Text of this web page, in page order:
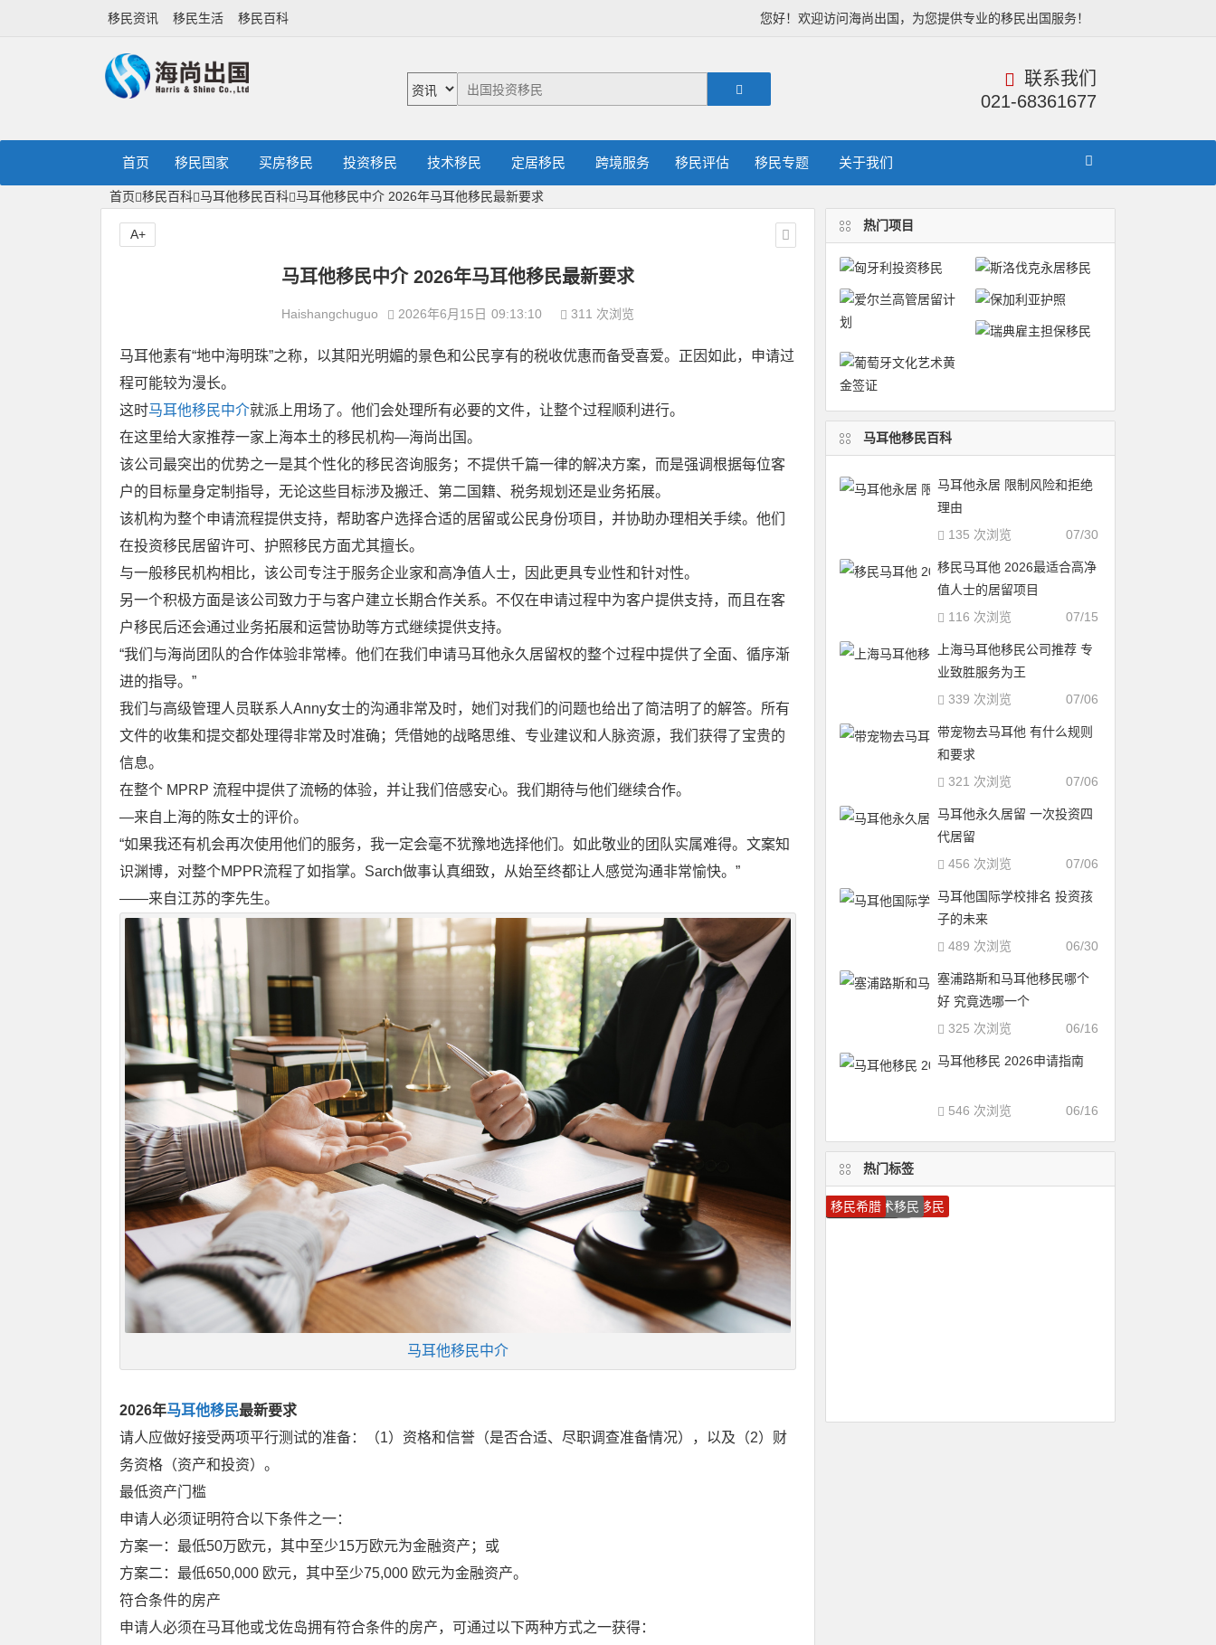
您好！欢迎访问海尚出国，为您提供专业的移民出国服务！
移民资讯 移民生活 移民百科
联系我们
021-68361677
首页 移民国家 买房移民 投资移民 技术移民 定居移民 跨境服务 移民评估 移民专题 关于我们
首页 移民百科 马耳他移民百科 马耳他移民中介 2026年马耳他移民最新要求
马耳他移民中介 2026年马耳他移民最新要求
Haishangchuguo 2026年6月15日 09:13:10 311 次浏览
马耳他素有“地中海明珠”之称，以其阳光明媚的景色和公民享有的税收优惠而备受喜爱。正因如此，申请过
程可能较为漫长。
这时马耳他移民中介就派上用场了。他们会处理所有必要的文件，让整个过程顺利进行。
在这里给大家推荐一家上海本土的移民机构—海尚出国。
该公司最突出的优势之一是其个性化的移民咨询服务；不提供千篇一律的解决方案，而是强调根据每位客
户的目标量身定制指导，无论这些目标涉及搬迁、第二国籍、税务规划还是业务拓展。
该机构为整个申请流程提供支持，帮助客户选择合适的居留或公民身份项目，并协助办理相关手续。他们
在投资移民居留许可、护照移民方面尤其擅长。
与一般移民机构相比，该公司专注于服务企业家和高净值人士，因此更具专业性和针对性。
另一个积极方面是该公司致力于与客户建立长期合作关系。不仅在申请过程中为客户提供支持，而且在客
户移民后还会通过业务拓展和运营协助等方式继续提供支持。
“我们与海尚团队的合作体验非常棒。他们在我们申请马耳他永久居留权的整个过程中提供了全面、循序渐
进的指导。”
我们与高级管理人员联系人Anny女士的沟通非常及时，她们对我们的问题也给出了简洁明了的解答。所有
文件的收集和提交都处理得非常及时准确；凭借她的战略思维、专业建议和人脉资源，我们获得了宝贵的
信息。
在整个 MPRP 流程中提供了流畅的体验，并让我们倍感安心。我们期待与他们继续合作。
—来自上海的陈女士的评价。
“如果我还有机会再次使用他们的服务，我一定会毫不犹豫地选择他们。如此敬业的团队实属难得。文案知
识渊博，对整个MPPR流程了如指掌。Sarch做事认真细致，从始至终都让人感觉沟通非常愉快。”
——来自江苏的李先生。
马耳他移民中介
2026年马耳他移民最新要求
请人应做好接受两项平行测试的准备：（1）资格和信誉（是否合适、尽职调查准备情况），以及（2）财
务资格（资产和投资）。
最低资产门槛
申请人必须证明符合以下条件之一：
方案一：最低50万欧元，其中至少15万欧元为金融资产；或
方案二：最低650,000 欧元，其中至少75,000 欧元为金融资产。
符合条件的房产
申请人必须在马耳他或戈佐岛拥有符合条件的房产，可通过以下两种方式之一获得：
A+
热门项目
马耳他移民百科
马耳他永居 限制风险和拒绝
理由
07/30
135 次浏览
移民马耳他 2026最适合高净
值人士的居留项目
07/15
116 次浏览
上海马耳他移民公司推荐 专
业致胜服务为王
07/06
339 次浏览
带宠物去马耳他 有什么规则
和要求
07/06
321 次浏览
马耳他永久居留 一次投资四
代居留
07/06
456 次浏览
马耳他国际学校排名 投资孩
子的未来
06/30
489 次浏览
塞浦路斯和马耳他移民哪个
好 究竟选哪一个
06/16
325 次浏览
马耳他移民 2026申请指南
06/16
546 次浏览
热门标签
圣基茨移民
瓦努阿图移民
多米尼克护照
圣卢西亚移民
葡萄牙投资移民
希腊移民
加拿大移民
加拿大雇主担保移民
圣卢西亚护照
葡萄牙移民
马耳他移民
圣基茨护照
希腊投资移民
马耳他护照
移民葡萄牙
瓦努阿图护照
移民加拿大
美国移民
加拿大技术移民
移民希腊